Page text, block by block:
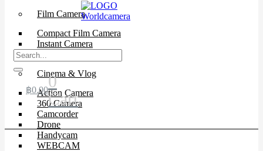
Film Camera
Compact Film Camera
Instant Camera
SLR Camera
Cinema & Vlog
Action Camera
360 Camera
Camcorder
Drone
Handycam
WEBCAM
฿0.000
Cart